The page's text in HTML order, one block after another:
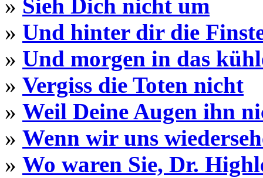
» Sieh Dich nicht um
» Und hinter dir die
» Und morgen in das
» Vergiss die Toten nicht
» Weil Deine Augen ihn
» Wenn wir uns
» Wo waren Sie, Dr.